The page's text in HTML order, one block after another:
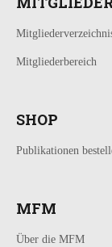
Mitgliederbereich
SHOP
Publikationen
MFM
Über die MFM